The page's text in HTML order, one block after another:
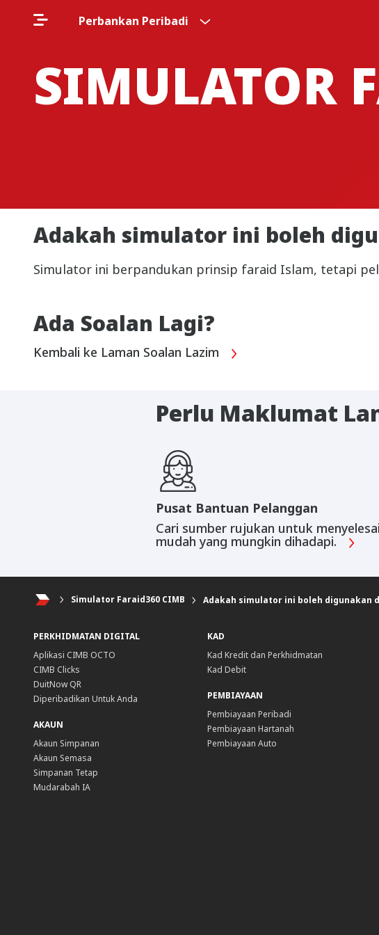
Perbankan Peribadi
SIMULATOR
Adakah simulator ini boleh
Simulator ini berpandukan prinsip faraid Islam, tetapi
Ada Soalan Lagi?
Kembali ke Laman Soalan Lazim
Perlu Maklumat
Pusat Bantuan Pelanggan
Cari sumber rujukan untuk
mudah yang mungkin dihadapi.
Simulator Faraid360 CIMB Adakah simulator ini boleh digunakan
PERKHIDMATAN DIGITAL
Aplikasi CIMB OCTO
CIMB Clicks
DuitNow QR
Diperibadikan Untuk Anda
AKAUN
Akaun Simpanan
Akaun Semasa
Simpanan Tetap
Mudarabah IA
KAD
Kad Kredit dan Perkhidmatan
Kad Debit
PEMBIAYAAN
Pembiayaan Peribadi
Pembiayaan Hartanah
Pembiayaan Auto